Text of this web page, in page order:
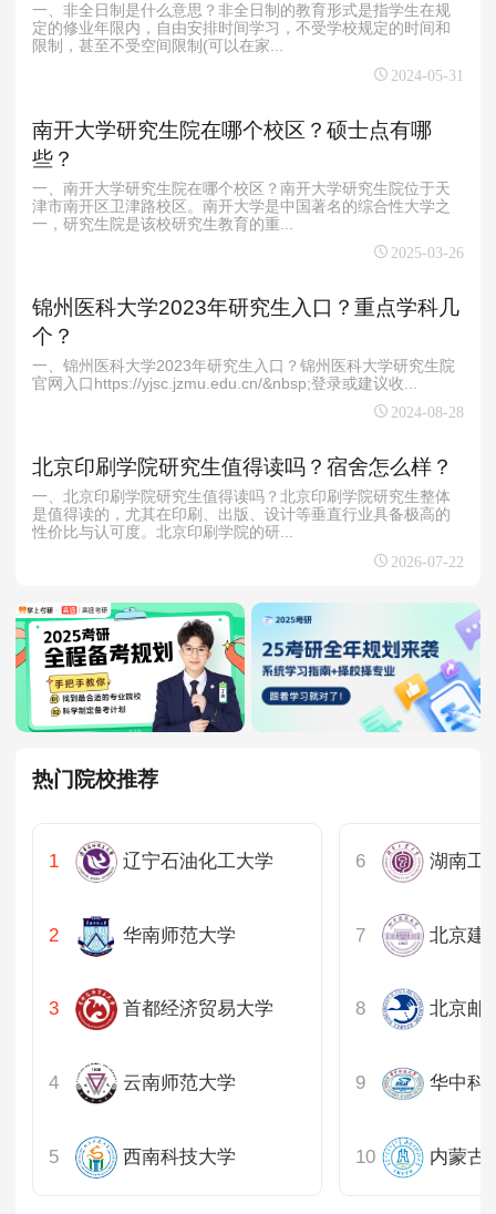
一、非全日制是什么意思？非全日制的教育形式是指学生在规
定的修业年限内，自由安排时间学习，不受学校规定的时间和
限制，甚至不受空间限制(可以在家...
2024-05-31
南开大学研究生院在哪个校区？硕士点有哪
些？
一、南开大学研究生院在哪个校区？南开大学研究生院位于天
津市南开区卫津路校区。南开大学是中国著名的综合性大学之
一，研究生院是该校研究生教育的重...
2025-03-26
锦州医科大学2023年研究生入口？重点学科几
个？
一、锦州医科大学2023年研究生入口？锦州医科大学研究生院
官网入口https://yjsc.jzmu.edu.cn/&nbsp;登录或建议收...
2024-08-28
北京印刷学院研究生值得读吗？宿舍怎么样？
一、北京印刷学院研究生值得读吗？北京印刷学院研究生整体
是值得读的，尤其在印刷、出版、设计等垂直行业具备极高的
性价比与认可度。北京印刷学院的研...
2026-07-22
热门院校推荐
辽宁石油化工大学
华南师范大学
首都经济贸易大学
云南师范大学
西南科技大学
湖南工
北京建
北京邮
华中科
内蒙古